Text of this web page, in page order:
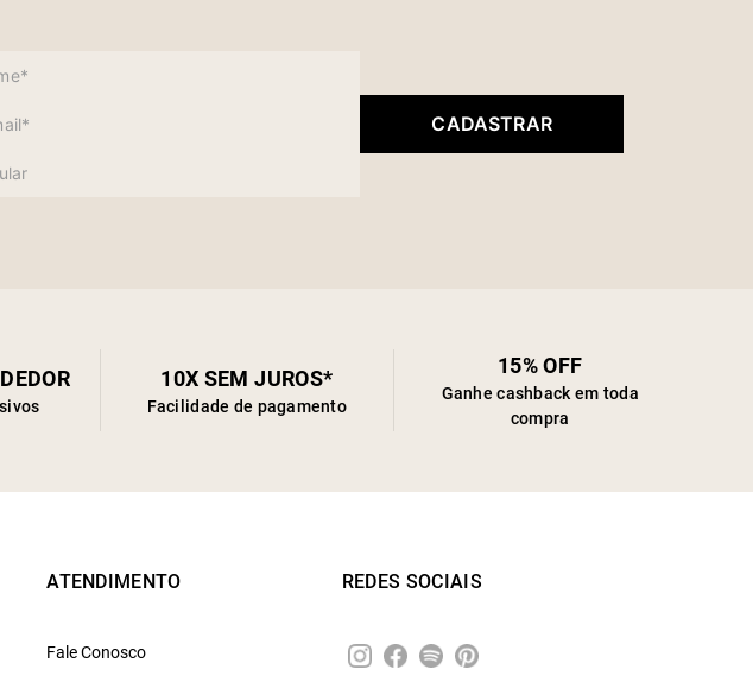
CADASTRAR
10X SEM JUROS*
Facilidade de pagamento
15% OFF
Ganhe cashback em toda
compra
ATENDIMENTO
Fale Conosco
REDES SOCIAIS